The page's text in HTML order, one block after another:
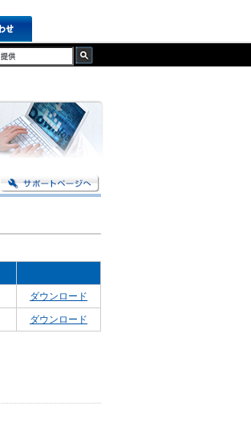
ダウンロード
ダウンロード